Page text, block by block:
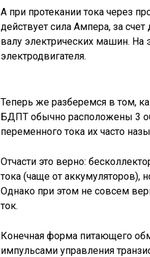
А при протекании тока через
действует сила Ампера, за
валу электрических машин.
электродвигателя.
Теперь же разберемся в том,
БДПТ обычно расположены 3
переменного тока их часто
Отчасти это верно:
тока (чаще от аккумуляторов),
Однако при этом не совсем
ток.
Конечная форма питающего
импульсами управления